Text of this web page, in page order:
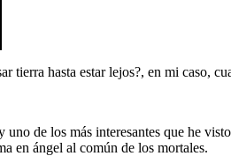
hasta estar lejos?, en mi caso,
de los más interesantes que he
en ángel al común de los mortales.